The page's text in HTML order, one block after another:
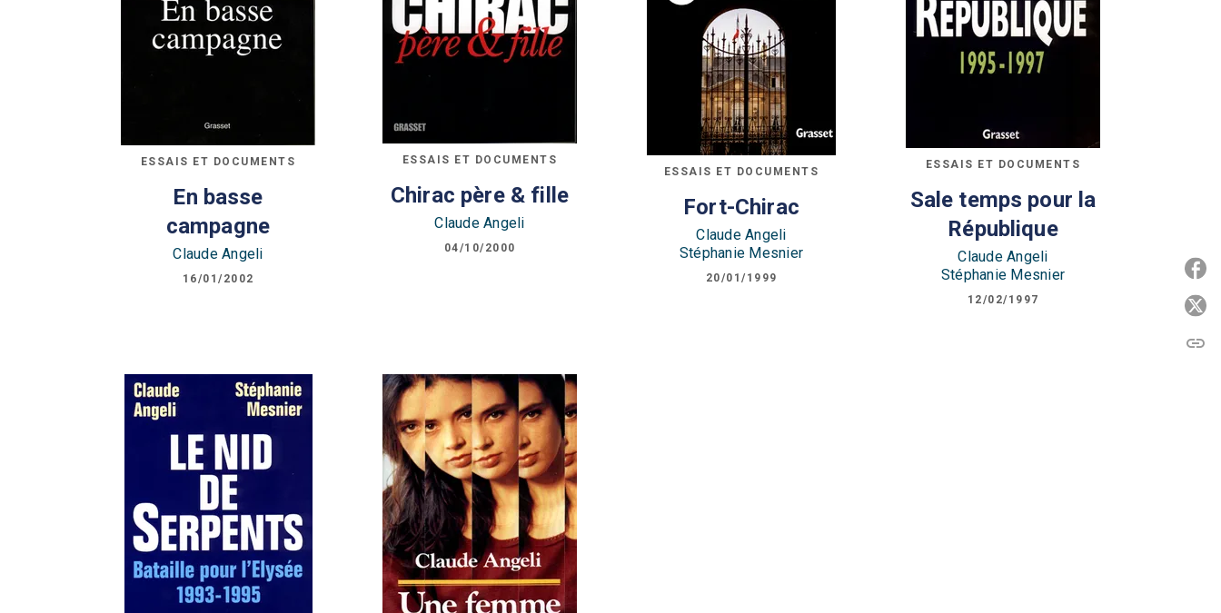
ESSAIS ET DOCUMENTS
En basse
campagne
Claude Angeli
16/01/2002
ESSAIS ET DOCUMENTS
Chirac père & fille
Claude Angeli
04/10/2000
ESSAIS ET DOCUMENTS
Fort-Chirac
Claude Angeli
Stéphanie Mesnier
20/01/1999
ESSAIS ET DOCUMENTS
Sale temps pour la
République
Claude Angeli
Stéphanie Mesnier
12/02/1997
link